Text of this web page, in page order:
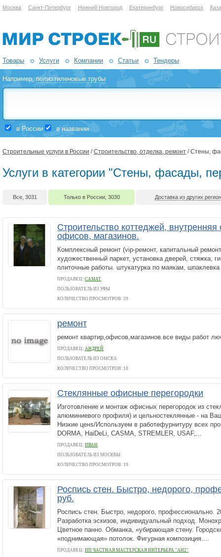
Москва Санкт-Петербург Нижний Новгород Екатеринбург Новосибирск
Товары Услуги Компании Статьи Тендеры
Например,полиэтиленовые трубы
в России в названии
Строительные услуги в России /Строительство, отделка, ремонт / Стены,
Услуги в категории "Стены, фасады,
Все, 3031 Только в России, 3030 Доставка из других
Строительство коттеджей, внутренняя
офисов, магазинов.
Комплексный ремонт (vip-ремонт, капитальный
художественный паркет, установка дверей, стяжка,
плиточные работы. штукатурка по маякам, шпаклевка
ПРОДАВЕЦ: САМАТ
ПОЛЬЗОВАТЕЛЬ ИЗ УФЫ
КОЛИЧЕСТВО ПРОСМОТРОВ: 29
ремонт
ремонт квартир,офисов,магазинов.все виды работ
ПРОДАВЕЦ: АНДРЕЙ
ПОЛЬЗОВАТЕЛЬ ИЗ ОМСКА
КОЛИЧЕСТВО ПРОСМОТРОВ: 18
Стеклянные офисные перегородки
Изготовление и монтаж офисных перегородок из
алюминиевого профиля) и цельностеклянные - на
Низкие ценs/Используем в работефурнитуру всех
DORMA, HaiDeLi, CASMA, STREMLER, USAF,...
ПРОДАВЕЦ: ИВАН
ПОЛЬЗОВАТЕЛЬ ИЗ МОСКВЫ
КОЛИЧЕСТВО ПРОСМОТРОВ: 19
Роспись стен. Быстро, недорого,
руб.
Роспись стен. Быстро, недорого, профессионально.
Разработка эскизов, индивидуальный подход.
Цветное панно. Обманка, «убирающая стену.
«поднимающая» потолок. Фигурная композиция....
ПРОДАВЕЦ: ИП ЧАСТНАЯ МАСТЕРСКАЯ ИНТЕРЬЕРА "АН2"